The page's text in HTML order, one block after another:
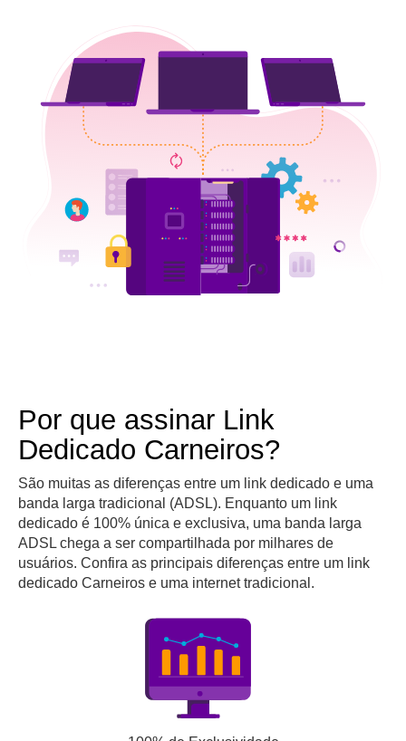
Por que assinar Link
Dedicado Carneiros?
São muitas as diferenças entre um link dedicado e uma
banda larga tradicional (ADSL). Enquanto um link
dedicado é 100% única e exclusiva, uma banda larga
ADSL chega a ser compartilhada por milhares de
usuários. Confira as principais diferenças entre um link
dedicado Carneiros e uma internet tradicional.